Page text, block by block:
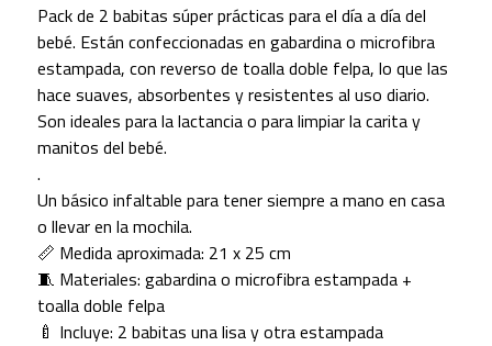
Pack de 2 babitas súper prácticas para el día a día del
bebé. Están confeccionadas en gabardina o microfibra
estampada, con reverso de toalla doble felpa, lo que las
hace suaves, absorbentes y resistentes al uso diario.
Son ideales para la lactancia o para limpiar la carita y
manitos del bebé.
.
Un básico infaltable para tener siempre a mano en casa
o llevar en la mochila.
📏 Medida aproximada: 21 x 25 cm
🧵 Materiales: gabardina o microfibra estampada +
toalla doble felpa
🍼 Incluye: 2 babitas una lisa y otra estampada